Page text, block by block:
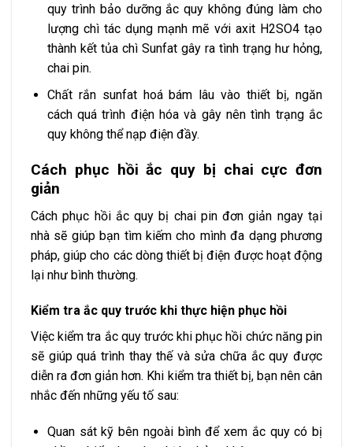
quy trình bảo dưỡng ắc quy không đúng làm cho
lượng chì tác dụng mạnh mẽ với axit H2SO4 tạo
thành kết tủa chì Sunfat gây ra tình trạng hư hỏng,
chai pin.
Chất rắn sunfat hoá bám lâu vào thiết bị, ngăn
cách quá trình điện hóa và gây nên tình trạng ắc
quy không thể nạp điện đầy.
Cách phục hồi ắc quy bị chai cực đơn
giản
Cách phục hồi ắc quy bị chai pin đơn giản ngay tại
nhà sẽ giúp bạn tìm kiếm cho mình đa dạng phương
pháp, giúp cho các dòng thiết bị điện được hoạt động
lại như bình thường.
Kiểm tra ắc quy trước khi thực hiện phục hồi
Việc kiểm tra ắc quy trước khi phục hồi chức năng pin
sẽ giúp quá trình thay thế và sửa chữa ắc quy được
diễn ra đơn giản hơn. Khi kiểm tra thiết bị, bạn nên cân
nhắc đến những yếu tố sau:
Quan sát kỹ bên ngoài bình để xem ắc quy có bị